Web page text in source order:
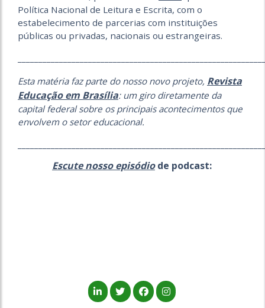
Política Nacional de Leitura e Escrita, com o
estabelecimento de parcerias com instituições
públicas ou privadas, nacionais ou estrangeiras.
Esta matéria faz parte do nosso novo projeto, Revista
Educação em Brasília: um giro diretamente da
capital federal sobre os principais acontecimentos que
envolvem o setor educacional.
Escute nosso episódiode podcast: